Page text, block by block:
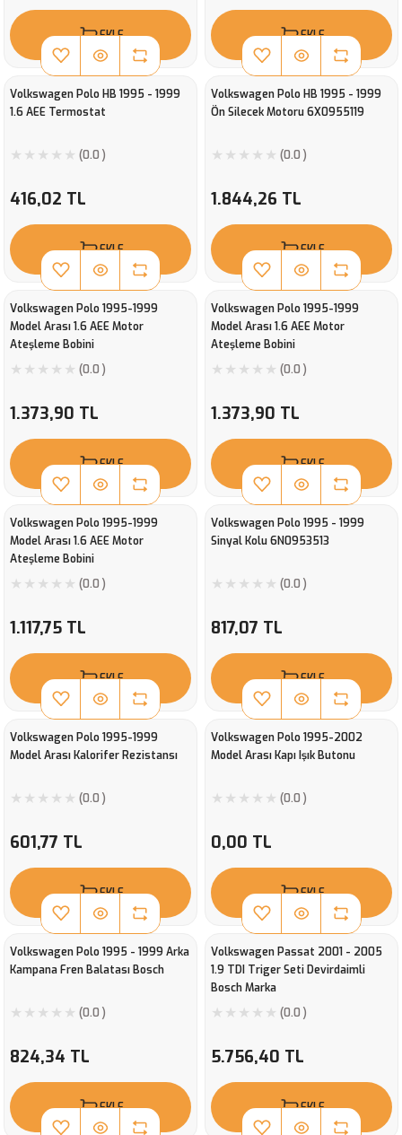
EKLE EKLE
Volkswagen Polo HB 1995 - 1999
1.6 AEE Termostat
(0.0 )
416,02 TL
EKLE
Volkswagen Polo HB 1995 - 1999
Ön Silecek Motoru 6X0955119
(0.0 )
1.844,26 TL
EKLE
Volkswagen Polo 1995-1999
Model Arası 1.6 AEE Motor
Ateşleme Bobini
(0.0 )
1.373,90 TL
EKLE
Volkswagen Polo 1995-1999
Model Arası 1.6 AEE Motor
Ateşleme Bobini
(0.0 )
1.373,90 TL
EKLE
Volkswagen Polo 1995-1999
Model Arası 1.6 AEE Motor
Ateşleme Bobini
(0.0 )
1.117,75 TL
EKLE
Volkswagen Polo 1995 - 1999
Sinyal Kolu 6N0953513
(0.0 )
817,07 TL
EKLE
Volkswagen Polo 1995-1999
Model Arası Kalorifer Rezistansı
(0.0 )
601,77 TL
EKLE
Volkswagen Polo 1995-2002
Model Arası Kapı Işık Butonu
(0.0 )
0,00 TL
EKLE
Volkswagen Polo 1995 - 1999 Arka
Kampana Fren Balatası Bosch
(0.0 )
824,34 TL
EKLE
Volkswagen Passat 2001 - 2005
1.9 TDI Triger Seti Devirdaimli
Bosch Marka
(0.0 )
5.756,40 TL
EKLE